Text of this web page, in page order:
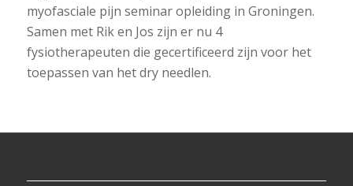
myofasciale pijn seminar opleiding in Groningen.
Samen met Rik en Jos zijn er nu 4
fysiotherapeuten die gecertificeerd zijn voor het
toepassen van het dry needlen.